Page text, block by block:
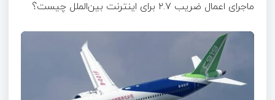
ماجرای اعمال ضریب ۲.۷ برای اینترنت بین‌الملل چیست؟